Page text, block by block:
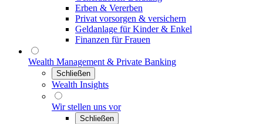
Erben & Vererben
Privat vorsorgen & versichern
Geldanlage für Kinder & Enkel
Finanzen für Frauen
Wealth Management & Private Banking
Schließen
Wealth Insights
Wir stellen uns vor
Schließen